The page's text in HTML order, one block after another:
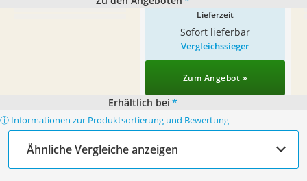
Lieferzeit
Sofort lieferbar
Vergleichssieger
Zum Angebot »
Erhältlich bei *
ⓘ Informationen zur Produktsortierung und Bewertung
Ähnliche Vergleiche anzeigen